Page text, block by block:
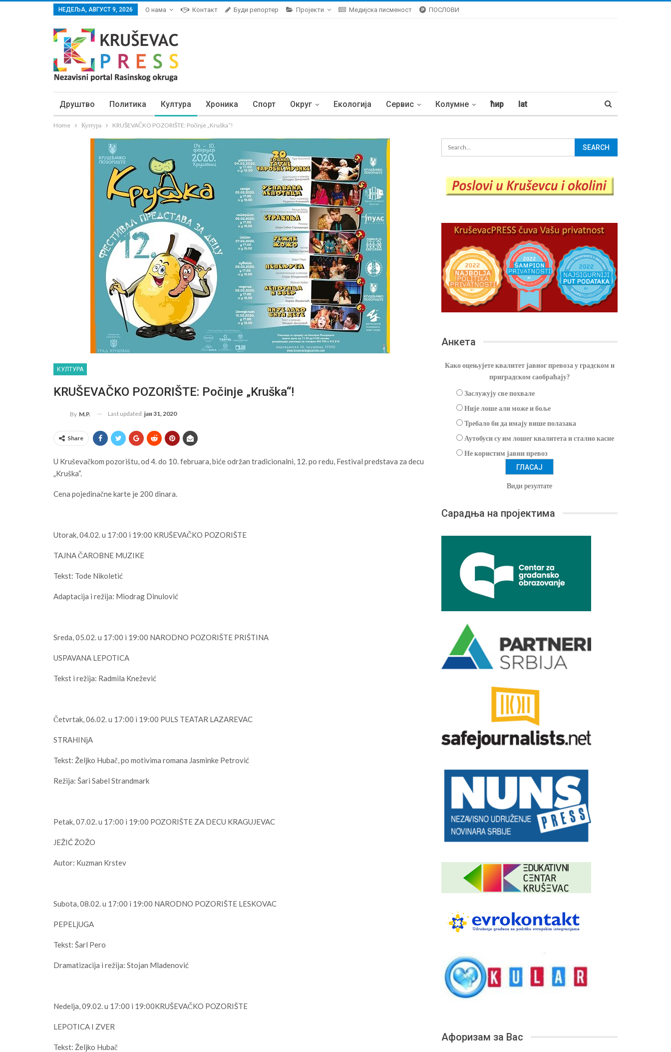
НЕДЕЉА, АВГУСТ 9, 2026 О нама Контакт Буди репортер Пројекти Медијска писменост ПОСЛОВИ
Друштво Политика Култура Хроника Спорт Округ Екологија Сервис Колумне ћир lat
Home Култура KRUŠEVAČKO POZORIŠTE: Počinje „Kruška“!
КУЛТУРА
KRUŠEVAČKO POZORIŠTE: Počinje „Kruška“!
By M.P. Last updated јан 31, 2020
Share
U Kruševačkom pozorištu, od 4. do 10. februara, biće održan tradicionalni, 12. po redu, Festival predstava za decu
„Kruška“.
Cena pojedinačne karte je 200 dinara.
Utorak, 04.02. u 17:00 i 19:00 KRUŠEVAČKO POZORIŠTE
TAJNA ČAROBNE MUZIKE
Tekst: Tode Nikoletić
Adaptacija i režija: Miodrag Dinulović
Sreda, 05.02. u 17:00 i 19:00 NARODNO POZORIŠTE PRIŠTINA
USPAVANA LEPOTICA
Tekst i režija: Radmila Knežević
Četvrtak, 06.02. u 17:00 i 19:00 PULS TEATAR LAZAREVAC
STRAHINjA
Tekst: Željko Hubač, po motivima romana Jasminke Petrović
Režija: Šari Sabel Strandmark
Petak, 07.02. u 17:00 i 19:00 POZORIŠTE ZA DECU KRAGUJEVAC
JEŽIĆ ŽOŽO
Autor: Kuzman Krstev
Subota, 08.02. u 17:00 i 19:00 NARODNO POZORIŠTE LESKOVAC
PEPELjUGA
Tekst: Šarl Pero
Dramatizacija i režija: Stojan Mladenović
Nedelja, 09.02. u 17:00 i 19:00KRUŠEVAČKO POZORIŠTE
LEPOTICA I ZVER
Tekst: Željko Hubač
Анкета
Како оцењујете квалитет јавног превоза у градском и
приградском саобраћају?
Заслужују све похвале
Није лоше али може и боље
Требало би да имају више полазака
Аутобуси су им лошег квалитета и стално касне
Не користим јавни превоз
Види резултате
Сарадња на пројектима
Афоризам за Вас